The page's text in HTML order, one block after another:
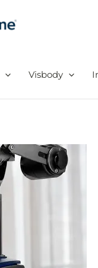
Visbody